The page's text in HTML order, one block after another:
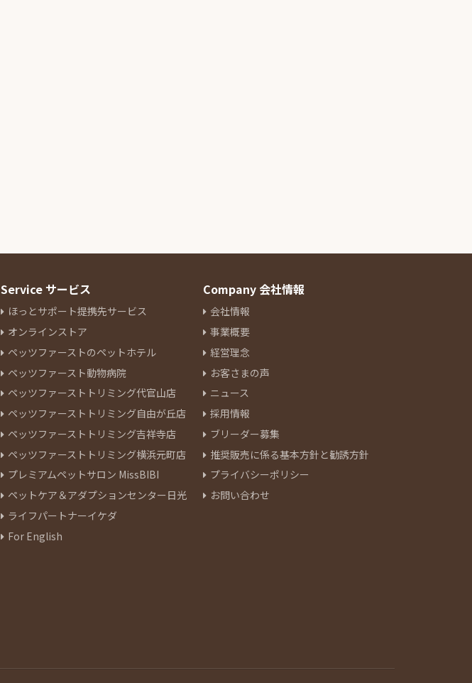
Service サービス
ほっとサポート提携先サービス
オンラインストア
ペッツファーストのペットホテル
ペッツファースト動物病院
ペッツファーストトリミング代官山店
ペッツファーストトリミング自由が丘店
ペッツファーストトリミング吉祥寺店
ペッツファーストトリミング横浜元町店
プレミアムペットサロン MissBIBI
ペットケア＆アダプションセンター日光
ライフパートナーイケダ
For English
Company 会社情報
会社情報
事業概要
経営理念
お客さまの声
ニュース
採用情報
ブリーダー募集
推奨販売に係る基本方針と勧誘方針
プライバシーポリシー
お問い合わせ